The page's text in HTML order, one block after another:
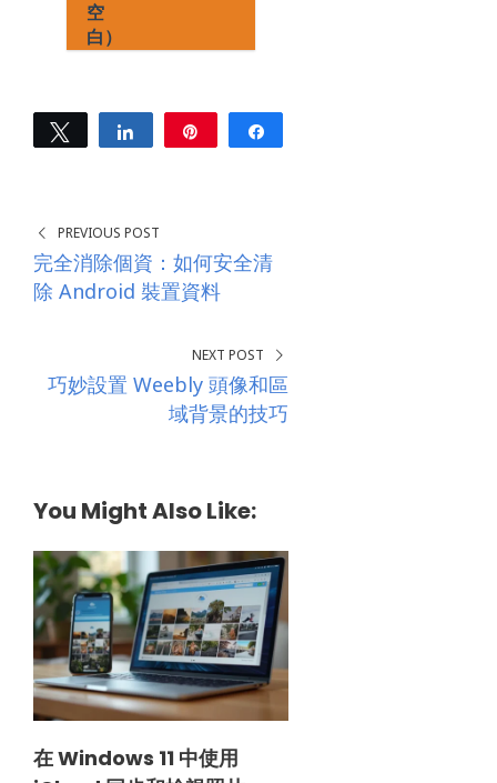
空
白）
Tweet Share
PREVIOUS POST
完全消除個資：如何安全清
除 Android 裝置資料
NEXT POST
巧妙設置 Weebly 頭像和區
域背景的技巧
You Might Also Like:
在 Windows 11 中使用